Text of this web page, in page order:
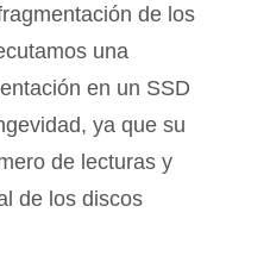
de los
una
en un SSD
ya que su
de lecturas y
de los discos